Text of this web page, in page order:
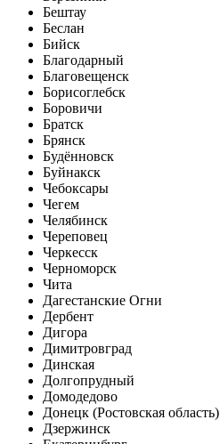
Бештау
Беслан
Бийск
Благодарный
Благовещенск
Борисоглебск
Боровичи
Братск
Брянск
Будённовск
Буйнакск
Чебоксары
Чегем
Челябинск
Череповец
Черкесск
Черноморск
Чита
Дагестанские Огни
Дербент
Дигора
Димитровград
Динская
Долгопрудный
Домодедово
Донецк (Ростовская область)
Дзержинск